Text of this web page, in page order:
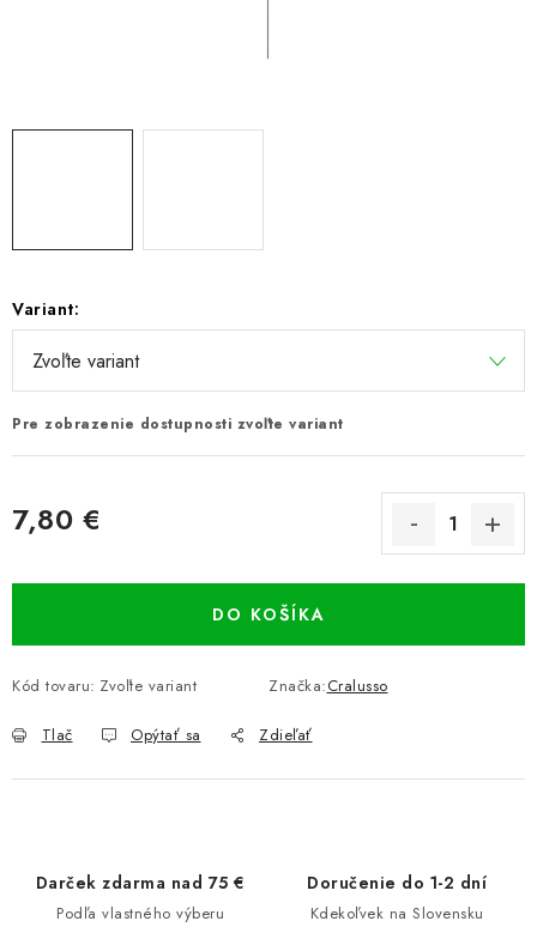
PRÍVLAČ
PRÚTY
KONTAKTY
ZNAČKY
Variant:
Pre zobrazenie dostupnosti zvoľte variant
7,80 €
DO KOŠÍKA
Kód tovaru: Zvoľte variant Značka:Cralusso
Tlač Opýtať sa Zdieľať
Darček zdarma nad 75 €
Podľa vlastného výberu
Doručenie do 1-2 dní
Kdekoľvek na Slovensku